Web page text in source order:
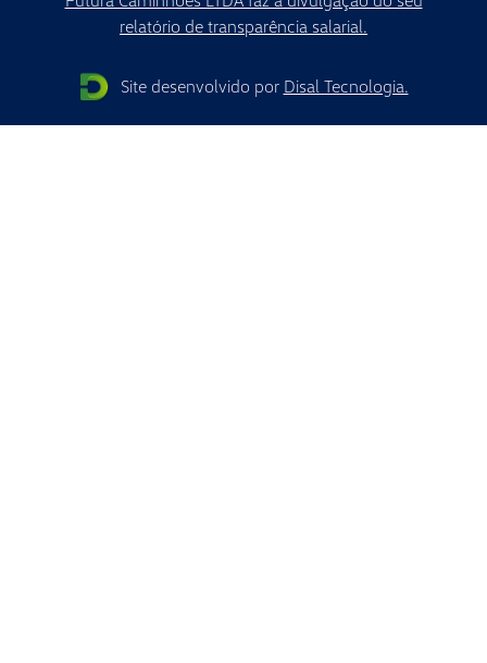
relatório de transparência salarial.
Site desenvolvido por Disal Tecnologia.